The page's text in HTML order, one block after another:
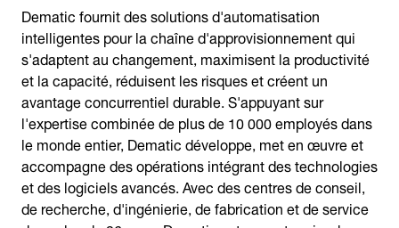
Dematic fournit des solutions d'automatisation
intelligentes pour la chaîne d'approvisionnement qui
s'adaptent au changement, maximisent la productivité
et la capacité, réduisent les risques et créent un
avantage concurrentiel durable. S'appuyant sur
l'expertise combinée de plus de 10 000 employés dans
le monde entier, Dematic développe, met en œuvre et
accompagne des opérations intégrant des technologies
et des logiciels avancés. Avec des centres de conseil,
de recherche, d'ingénierie, de fabrication et de service